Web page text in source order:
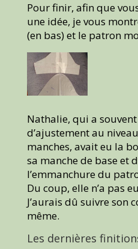
Pour finir, afin que
une idée, je vous
(en bas) et le patron
Nathalie, qui a
d’ajustement au
manches, avait eu la
sa manche de base et
l’emmanchure du
Du coup, elle n’a pas
J’aurais dû suivre son
même.
Les dernières